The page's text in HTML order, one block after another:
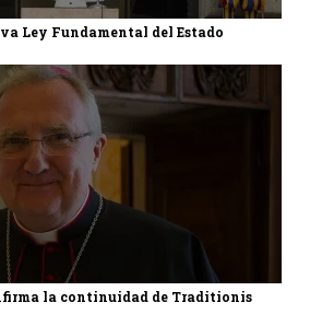
Ley Fundamental del Estado
la continuidad de Traditionis